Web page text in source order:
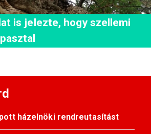
is jelezte, hogy szellemi
házelnöki rendreutasítást